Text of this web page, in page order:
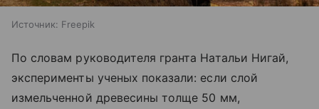
Источник: Freepik
По словам руководителя гранта Натальи Нигай,
эксперименты ученых показали: если слой
измельченной древесины толще 50 мм,